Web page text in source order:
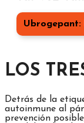
Ubrogepant:
LOS
Detrás de la
autoinmune al
prevención